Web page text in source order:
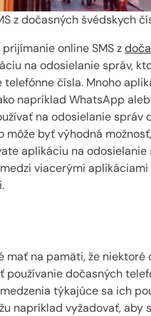
z dočasných švédskych
online SMS z
na odosielanie správ,
čísla. Mnoho
napríklad WhatsApp
na odosielanie správ
môže byť výhodná
aplikáciu na odosielanie
viacerými aplikáciami
mať na pamäti, že niektoré
používanie dočasných
týkajúce sa ich
napríklad vyžadovať, aby